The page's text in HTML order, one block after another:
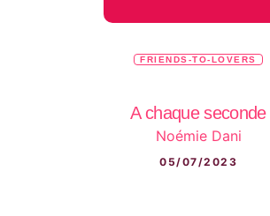
FRIENDS-TO-LOVERS
A chaque seconde
Noémie Dani
05/07/2023